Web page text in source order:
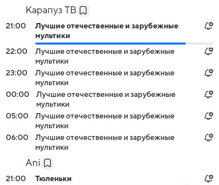
Карапуз ТВ
21:00
Лучшие отечественные и зарубежные
мультики
22:00
Лучшие отечественные и зарубежные
мультики
23:00
Лучшие отечественные и зарубежные
мультики
00:00
Лучшие отечественные и зарубежные
мультики
05:00
Лучшие отечественные и зарубежные
мультики
06:00
Лучшие отечественные и зарубежные
мультики
Ani
21:00
Тюленьки